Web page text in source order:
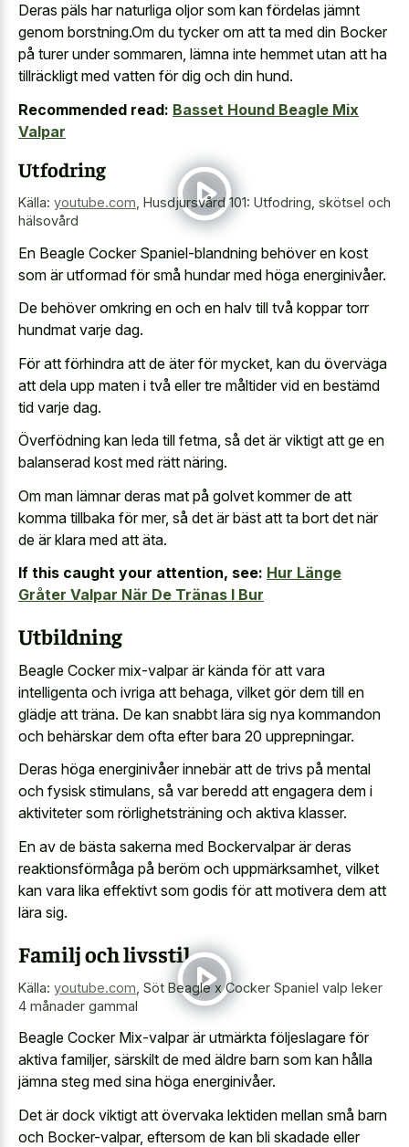
Deras päls har naturliga oljor som kan fördelas jämnt
genom borstning.Om du tycker om att ta med din Bocker
på turer under sommaren, lämna inte hemmet utan att ha
tillräckligt med vatten för dig och din hund.
Recommended read: Basset Hound Beagle Mix
Valpar
Utfodring
Källa: youtube.com Husdjursvård 101: Utfodring, skötsel och
hälsovård
En Beagle Cocker Spaniel-blandning behöver en kost
som är utformad för små hundar med höga energinivåer.
De behöver omkring en och en halv till två koppar torr
hundmat varje dag.
För att förhindra att de äter för mycket, kan du överväga
att dela upp maten i två eller tre måltider vid en bestämd
tid varje dag.
Överfödning kan leda till fetma, så det är viktigt att ge en
balanserad kost med rätt näring.
Om man lämnar deras mat på golvet kommer de att
komma tillbaka för mer, så det är bäst att ta bort det när
de är klara med att äta.
If this caught your attention, see: Hur Länge
Gråter Valpar När De Tränas I Bur
Utbildning
Beagle Cocker mix-valpar är kända för att vara
intelligenta och ivriga att behaga, vilket gör dem till en
glädje att träna. De kan snabbt lära sig nya kommandon
och behärskar dem ofta efter bara 20 upprepningar.
Deras höga energinivåer innebär att de trivs på mental
och fysisk stimulans, så var beredd att engagera dem i
aktiviteter som rörlighetsträning och aktiva klasser.
En av de bästa sakerna med Bockervalpar är deras
reaktionsförmåga på beröm och uppmärksamhet, vilket
kan vara lika effektivt som godis för att motivera dem att
lära sig.
Familj och livsstil
Källa: youtube.com Söt Beagle x Cocker Spaniel valp leker
4 månader gammal
Beagle Cocker Mix-valpar är utmärkta följeslagare för
aktiva familjer, särskilt de med äldre barn som kan hålla
jämna steg med sina höga energinivåer.
Det är dock viktigt att övervaka lektiden mellan små barn
och Bocker-valpar, eftersom de kan bli skadade eller